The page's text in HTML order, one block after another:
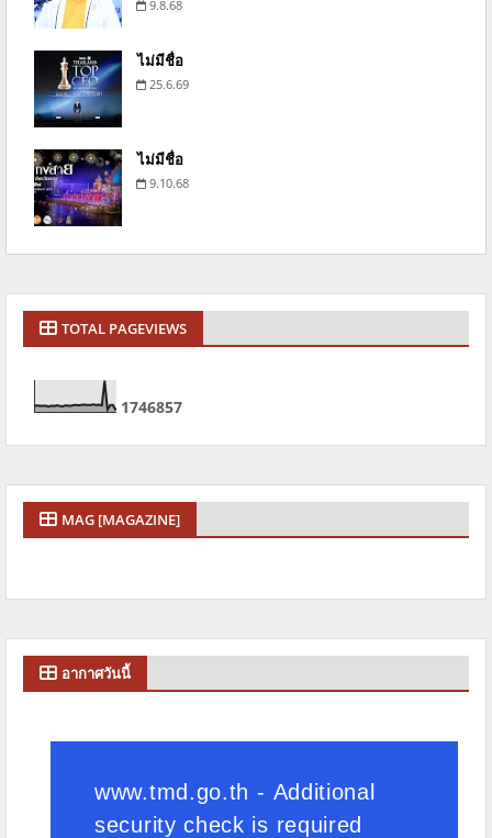
9.8.68
ไม่มีชื่อ
25.6.69
ไม่มีชื่อ
9.10.68
TOTAL PAGEVIEWS
1746857
MAG [MAGAZINE]
อากาศวันนี้